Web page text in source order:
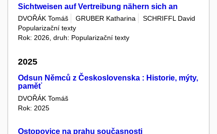
Sichtweisen auf Vertreibung nähern sich an
DVOŘÁK Tomáš GRUBER Katharina
SCHRIFFL David
Popularizační texty
Rok: 2026, druh: Popularizační texty
2025
Odsun Němců z Československa : Historie, mýty,
paměť
DVOŘÁK Tomáš
Rok: 2025
Ostopovice na prahu současnosti